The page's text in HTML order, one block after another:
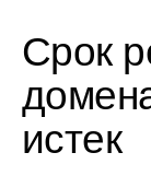
Срок
истек